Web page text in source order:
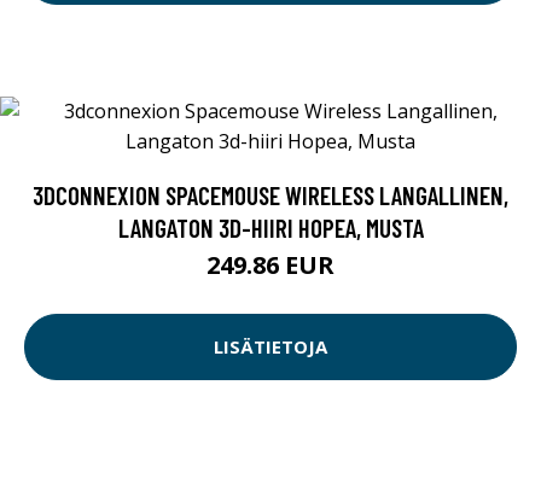
3DCONNEXION SPACEMOUSE WIRELESS LANGALLINEN,
LANGATON 3D-HIIRI HOPEA, MUSTA
249.86 EUR
LISÄTIETOJA